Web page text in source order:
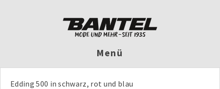
Menü
Edding 500 in schwarz, rot und blau